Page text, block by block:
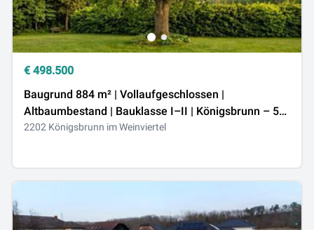
€ 498.500
Baugrund 884 m² | Vollaufgeschlossen |
Altbaumbestand | Bauklasse I–II | Königsbrunn – 5
km Wien-Stammersdorf
2202 Königsbrunn im Weinviertel